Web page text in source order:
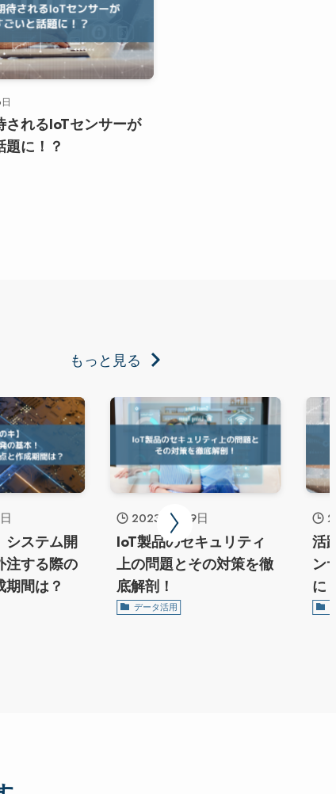
されるIoTセンサーが
に！？
もっと見る
システム開
注する際の
間は？
2023年1月9日
IoT製品のセキュリティ
上の問題とその対策を徹
底解剖！
データ活用
活
ン
に